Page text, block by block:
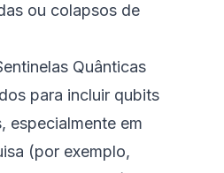
ou colapsos de
Quânticas
para incluir qubits
especialmente em
(por exemplo,